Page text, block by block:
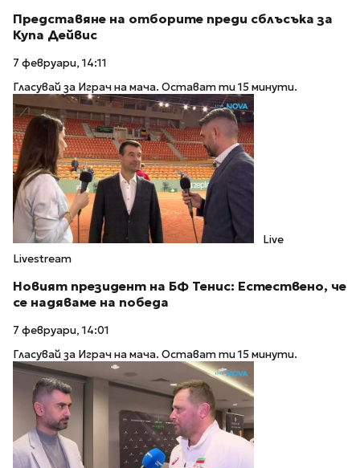
Представяне на отборите преди сблъсъка за
Купа Дейвис
7 февруари, 14:11
Гласувай за Играч на мача. Остават ти 15 минути.
Live
Livestream
Новият президент на БФ Тенис: Естествено, че
се надяваме на победа
7 февруари, 14:01
Гласувай за Играч на мача. Остават ти 15 минути.